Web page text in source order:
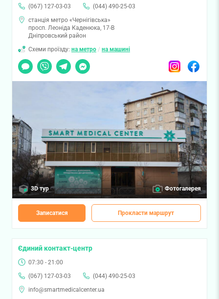
(067) 127-03-03
(044) 490-25-03
станція метро «Чернігівська»
просп. Леоніда Каденюка, 17-В
Дніпровський район
Схеми проїзду: на метро / на машині
Чат
Viber TelegramMessenger InstagramFacebook
3D тур Фотогалерея
Записатися Прокласти маршрут
Єдиний контакт-центр
07:30 - 21:00
(067) 127-03-03
(044) 490-25-03
info@smartmedicalcenter.ua